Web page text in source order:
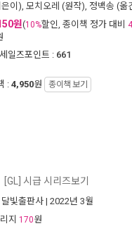
이), 모치오레 (원작), 정백송 (옮
원(10%할인, 종이책 정가 대비
일즈포인트 : 661
: 4,950원 종이책 보기
[GL] 시급 시리즈보기
달빛출판사 | 2022년 3월
지 170원